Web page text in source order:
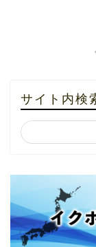
サイト内検